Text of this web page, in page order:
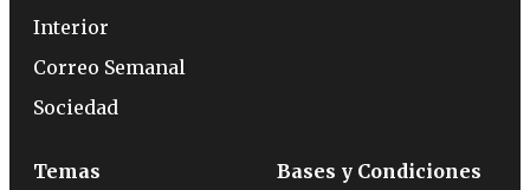
Interior
Correo Semanal
Sociedad
Temas Bases y Condiciones